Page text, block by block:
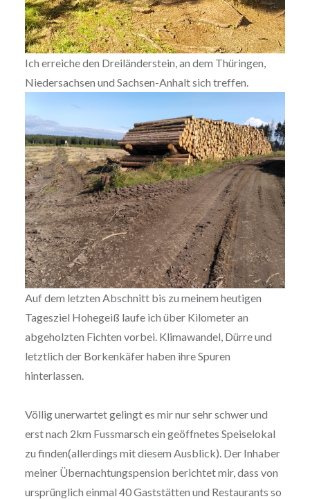
Ich erreiche den Dreiländerstein, an dem Thüringen,
Niedersachsen und Sachsen-Anhalt sich treffen.
Auf dem letzten Abschnitt bis zu meinem heutigen
Tagesziel Hohegeiß laufe ich über Kilometer an
abgeholzten Fichten vorbei. Klimawandel, Dürre und
letztlich der Borkenkäfer haben ihre Spuren
hinterlassen.
Völlig unerwartet gelingt es mir nur sehr schwer und
erst nach 2km Fussmarsch ein geöffnetes Speiselokal
zu finden(allerdings mit diesem Ausblick). Der Inhaber
meiner Übernachtungspension berichtet mir, dass von
ursprünglich einmal 40 Gaststätten und Restaurants so